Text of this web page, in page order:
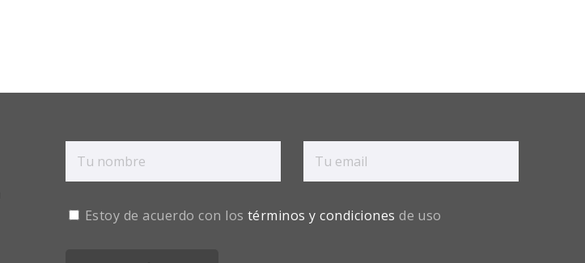
Estoy de acuerdo con los términos y condiciones de uso